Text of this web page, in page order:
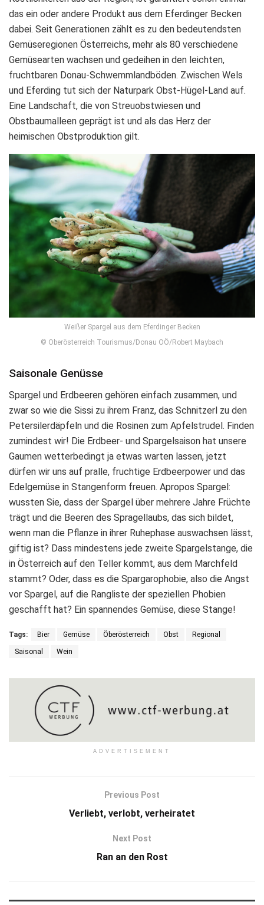
das ein oder andere Produkt aus dem Eferdinger Becken
dabei. Seit Generationen zählt es zu den bedeutendsten
Gemüseregionen Österreichs, mehr als 80 verschiedene
Gemüsearten wachsen und gedeihen in den leichten,
fruchtbaren Donau-Schwemmlandböden. Zwischen Wels
und Eferding tut sich der Naturpark Obst-Hügel-Land auf.
Eine Landschaft, die von Streuobstwiesen und
Obstbaumalleen geprägt ist und als das Herz der
heimischen Obstproduktion gilt.
Weißer Spargel aus dem Eferdinger Becken
© Oberösterreich Tourismus/Donau OÖ/Robert Maybach
Saisonale Genüsse
Spargel und Erdbeeren gehören einfach zusammen, und
zwar so wie die Sissi zu ihrem Franz, das Schnitzerl zu den
Petersilerdäpfeln und die Rosinen zum Apfelstrudel. Finden
zumindest wir! Die Erdbeer- und Spargelsaison hat unsere
Gaumen wetterbedingt ja etwas warten lassen, jetzt
dürfen wir uns auf pralle, fruchtige Erdbeerpower und das
Edelgemüse in Stangenform freuen. Apropos Spargel:
wussten Sie, dass der Spargel über mehrere Jahre Früchte
trägt und die Beeren des Spragellaubs, das sich bildet,
wenn man die Pflanze in ihrer Ruhephase auswachsen lässt,
giftig ist? Dass mindestens jede zweite Spargelstange, die
in Österreich auf den Teller kommt, aus dem Marchfeld
stammt? Oder, dass es die Spargarophobie, also die Angst
vor Spargel, auf die Rangliste der speziellen Phobien
geschafft hat? Ein spannendes Gemüse, diese Stange!
Tags: Bier Gemüse Öberösterreich Obst Regional
Saisonal Wein
ADVERTISEMENT
Previous Post
Verliebt, verlobt, verheiratet
Next Post
Ran an den Rost